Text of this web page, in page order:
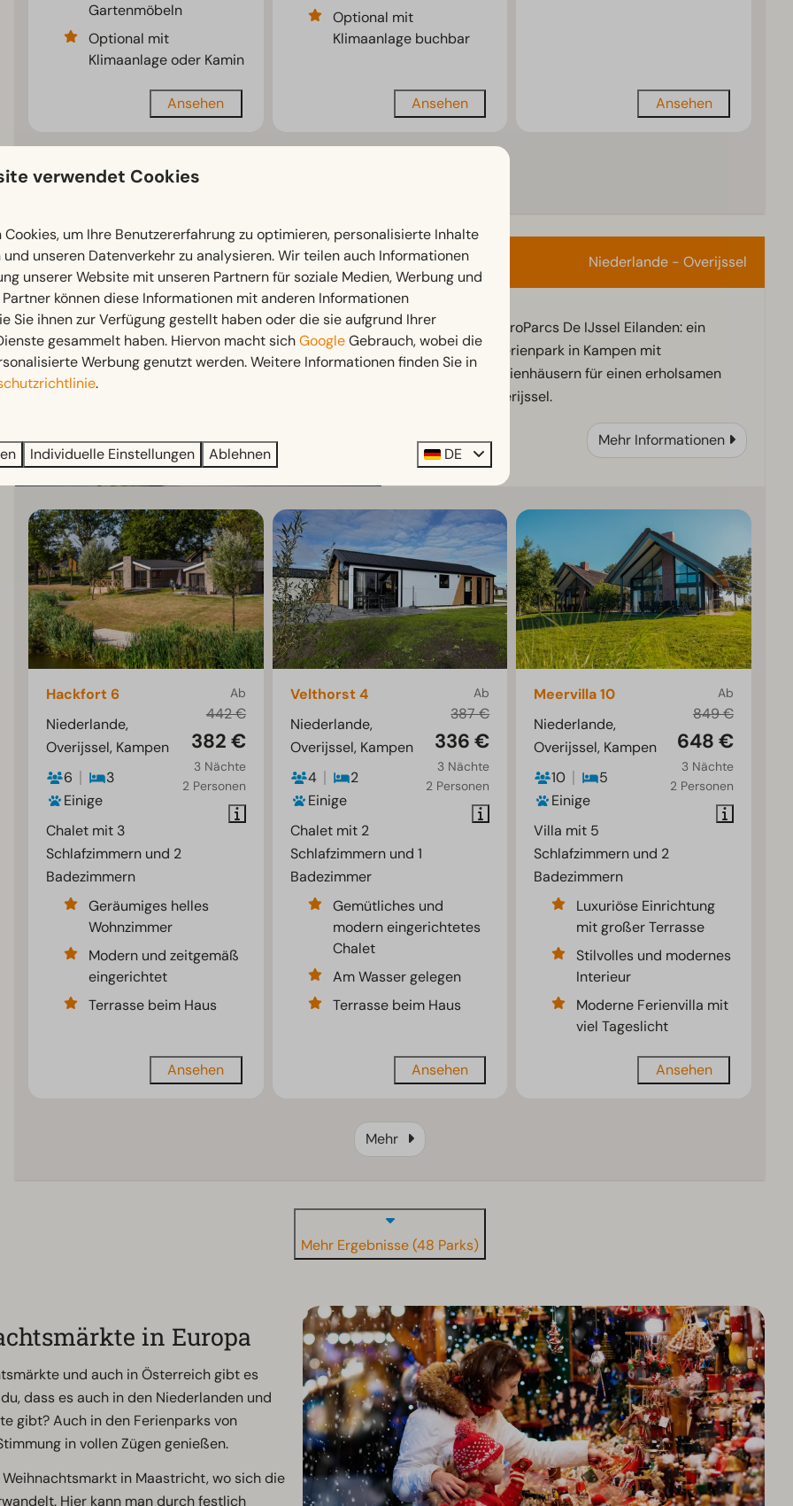
Gartenmöbeln
Optional mit
Klimaanlage oder Kamin
Ansehen
Optional mit
Klimaanlage buchbar
Ansehen Ansehen
EuroParcs De IJssel Eilanden Niederlande - Overijssel
Entdecken Sie EuroParcs De IJssel Eilanden: ein
wasserreicher Ferienpark in Kampen mit
komfortablen Ferienhäusern für einen erholsamen
Aufenthalt in Overijssel.
Mehr Informationen
Ab
442 €
382 €
3 Nächte
2 Personen
Hackfort 6
Niederlande,
Overijssel, Kampen
6
3
Einige
Chalet mit 3
Schlafzimmern und 2
Badezimmern
Geräumiges helles
Wohnzimmer
Modern und zeitgemäß
eingerichtet
Terrasse beim Haus
Ansehen
Ab
387 €
336 €
3 Nächte
2 Personen
Velthorst 4
Niederlande,
Overijssel, Kampen
4
2
Einige
Chalet mit 2
Schlafzimmern und 1
Badezimmer
Gemütliches und
modern eingerichtetes
Chalet
Am Wasser gelegen
Terrasse beim Haus
Ansehen
Ab
849 €
648 €
3 Nächte
2 Personen
Meervilla 10
Niederlande,
Overijssel, Kampen
10
5
Einige
Villa mit 5
Schlafzimmern und 2
Badezimmern
Luxuriöse Einrichtung
mit großer Terrasse
Stilvolles und modernes
Interieur
Moderne Ferienvilla mit
viel Tageslicht
Ansehen
Mehr
Mehr Ergebnisse (48 Parks)
in Europa
und auch in Österreich gibt es
dass es auch in den Niederlanden und
gibt? Auch in den Ferienparks von
in vollen Zügen genießen.
in Maastricht, wo sich die
Hier kann man durch festlich
verwendet Cookies
um Ihre Benutzererfahrung zu optimieren, personalisierte Inhalte
unseren Datenverkehr zu analysieren. Wir teilen auch Informationen
unserer Website mit unseren Partnern für soziale Medien, Werbung und
können diese Informationen mit anderen Informationen
Sie ihnen zur Verfügung gestellt haben oder die sie aufgrund Ihrer
gesammelt haben. Hiervon macht sichGoogleGebrauch, wobei die
Werbung genutzt werden. Weitere Informationen finden Sie in
.
Individuelle Einstellungen Ablehnen DE